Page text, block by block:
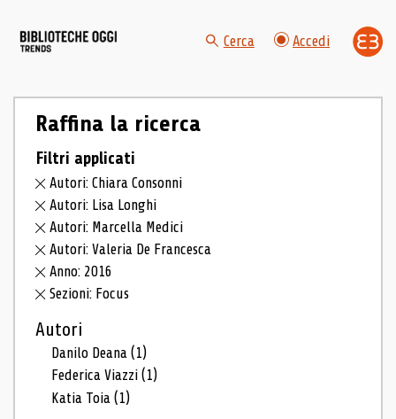
Cerca Accedi
Raffina la ricerca
Filtri applicati
Autori: Chiara Consonni
Autori: Lisa Longhi
Autori: Marcella Medici
Autori: Valeria De Francesca
Anno: 2016
Sezioni: Focus
Autori
Danilo Deana(1)
Federica Viazzi(1)
Katia Toia(1)